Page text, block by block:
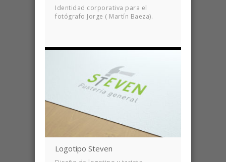
Identidad corporativa para el
fotógrafo Jorge ( Martín Baeza).
Logotipo Steven